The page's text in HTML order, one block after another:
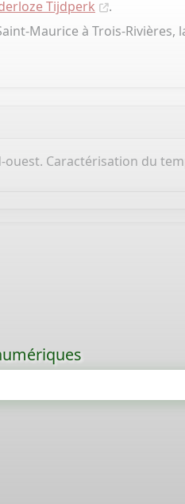
Tijdperk
.
Maurice à Trois-Rivières,
Caractérisation du